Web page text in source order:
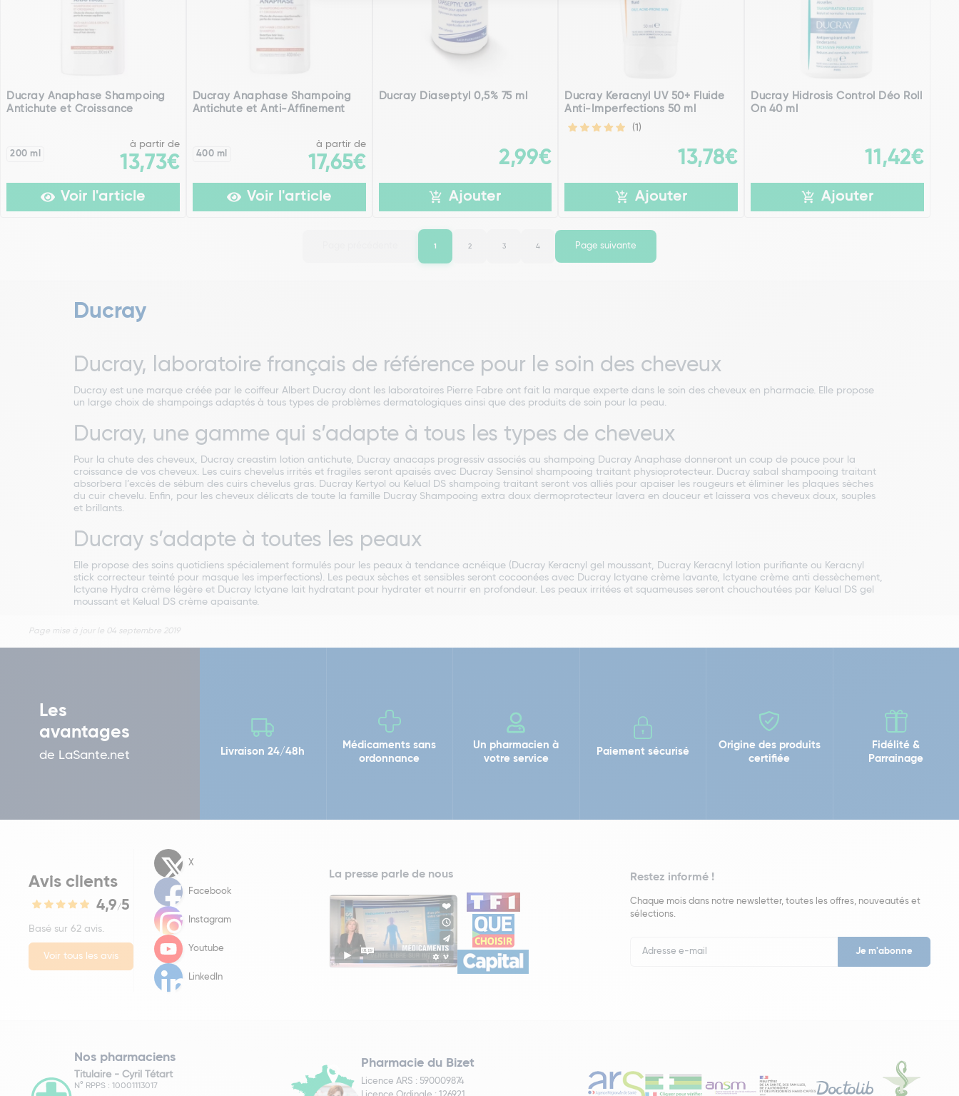
Ducray Anaphase Shampoing
Antichute et Croissance
200 ml
à partir de
13,73€
Voir l'article
Ducray Anaphase Shampoing
Antichute et Anti-Affinement
400 ml
à partir de
17,65€
Voir l'article
Ducray Diaseptyl 0,5% 75 ml
2,99€
Ajouter
Ducray Keracnyl UV 50+ Fluide
Anti-Imperfections 50 ml
(1)
13,78€
Ajouter
Ducray Hidrosis Control Déo Roll
On 40 ml
11,42€
Ajouter
1 2 3 4 Page suivante
Ducray
Ducray, laboratoire français de référence pour le soin des cheveux
Ducray est une marque créée par le coiffeur Albert Ducray dont les laboratoires Pierre Fabre ont fait la marque experte dans le soin des cheveux en pharmacie. Elle propose
un large choix de shampoings adaptés à tous types de problèmes dermatologiques ainsi que des produits de soin pour la peau.
Ducray, une gamme qui s’adapte à tous les types de cheveux
Pour la chute des cheveux, Ducray creastim lotion antichute, Ducray anacaps progressiv associés au shampoing Ducray Anaphase donneront un coup de pouce pour la
croissance de vos cheveux. Les cuirs chevelus irrités et fragiles seront apaisés avec Ducray Sensinol shampooing traitant physioprotecteur. Ducray sabal shampooing traitant
absorbera l’excès de sébum des cuirs chevelus gras. Ducray Kertyol ou Kelual DS shampoing traitant seront vos alliés pour apaiser les rougeurs et éliminer les plaques sèches
du cuir chevelu. Enfin, pour les cheveux délicats de toute la famille Ducray Shampooing extra doux dermoprotecteur lavera en douceur et laissera vos cheveux doux, souples
et brillants.
Ducray s’adapte à toutes les peaux
Elle propose des soins quotidiens spécialement formulés pour les peaux à tendance acnéique (Ducray Keracnyl gel moussant, Ducray Keracnyl lotion purifiante ou Keracnyl
stick correcteur teinté pour masque les imperfections). Les peaux sèches et sensibles seront cocoonées avec Ducray Ictyane crème lavante, Ictyane crème anti dessèchement,
Ictyane Hydra crème légère et Ducray Ictyane lait hydratant pour hydrater et nourrir en profondeur. Les peaux irritées et squameuses seront chouchoutées par Kelual DS gel
moussant et Kelual DS crème apaisante.
Page mise à jour le 04 septembre 2019
Les
avantages
de LaSante.net Livraison 24/48h
Médicaments sans
ordonnance
Un pharmacien à
votre service
Paiement sécurisé
Origine des produits
certifiée
Fidélité &
Parrainage
Avis clients
4,9/5
Basé sur 62 avis.
Voir tous les avis
X
Facebook
Instagram
Youtube
LinkedIn
La presse parle de nous Restez informé !
Chaque mois dans notre newsletter, toutes les offres, nouveautés et
sélections.
Newsletter
Nos pharmaciens
Titulaire - Cyril Tétart
N° RPPS : 10001113017
Pharmacie du Bizet
Licence ARS : 590009874